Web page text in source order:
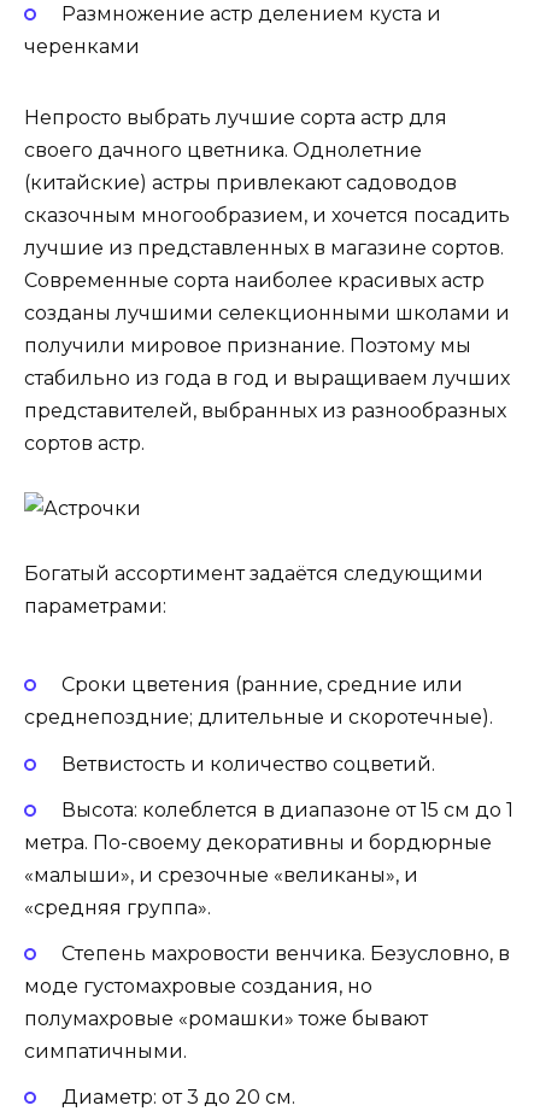
Размножение астр делением куста и
черенками
Непросто выбрать лучшие сорта астр для
своего дачного цветника. Однолетние
(китайские) астры привлекают садоводов
сказочным многообразием, и хочется посадить
лучшие из представленных в магазине сортов.
Современные сорта наиболее красивых астр
созданы лучшими селекционными школами и
получили мировое признание. Поэтому мы
стабильно из года в год и выращиваем лучших
представителей, выбранных из разнообразных
сортов астр.
Богатый ассортимент задаётся следующими
параметрами:
Сроки цветения (ранние, средние или
среднепоздние; длительные и скоротечные).
Ветвистость и количество соцветий.
Высота: колеблется в диапазоне от 15 см до 1
метра. По-своему декоративны и бордюрные
«малыши», и срезочные «великаны», и
«средняя группа».
Степень махровости венчика. Безусловно, в
моде густомахровые создания, но
полумахровые «ромашки» тоже бывают
симпатичными.
Диаметр: от 3 до 20 см.